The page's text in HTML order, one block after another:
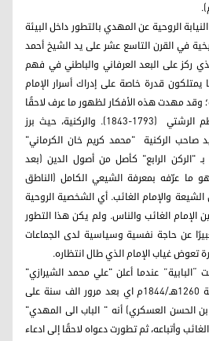
الروحية عن المهدي بالتطور داخل البيئة
في القرن التاسع عشر على يد الشيخ أحمد
– 1826م)، الذي ركز على البعد العرفاني والباطني في فهم
يمتلكون قدرة خاصة على إدراك أسرار الإمام
وقد مهدت هذه الأفكار لظهور ما عرف لاحقًا
بالكشفية على يد الشيخ كاظم الرشتي (1793-1843). والركنية، حيث برز
صاحب الركنية "محمد كريم خان الكرماني"
الاخير بـ "الركن الرابع" كأصل من أصول الدين (بعد
وهو ما عرّفه بمعرفة الشيعي الكامل (الناطق
والإمام الغائب. أي الشخصية الروحية
الإمام الغائب والناس. ولم يكن هذا التطور
عن حاجة نفسية وسياسية لدى الجماعات
غياب الإمام الذي طال انتظاره.
عندما أعلن "علي محمد الشيرازي"
(1819/ 1850م) في إيران سنة 1260هـ/1844م اي بعد مرور الف سنة على
الحسن العسكري) أنه " الباب الى المهدي"
وأتباعه، ثم تطورت دعواه لاحقًا إلى ادعاء